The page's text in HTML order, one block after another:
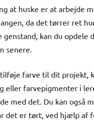
at huske er at arbejde
da det tørrer ret
genstand, kan du opdele
senere.
farve til dit projekt,
eller farvepigmenter i
med det. Du kan også
det er tørt, ved hjælp af